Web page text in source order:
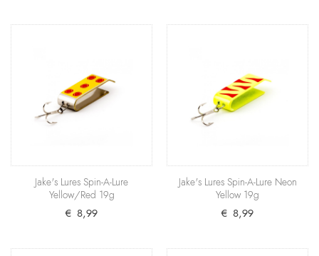
Jake's Lures Spin-A-Lure Neon Red 7g
Wir nicht im Mainstream fischen will, greift zu
diesem neonroten Modell von Jake’s Lures aus den
USA..
+ Warenkorb
Jake's Lures Spin-A-Lure Yellow/Red 19g
Der Spin-A-Lure in Gelb mit roten Punkten: Dieses
Schleppfi..
Jake's Lures Spin-A-Lure
Yellow/Red 19g
€ 8,99
Jake's Lures Spin-A-Lure Neon
Yellow 19g
€ 8,99